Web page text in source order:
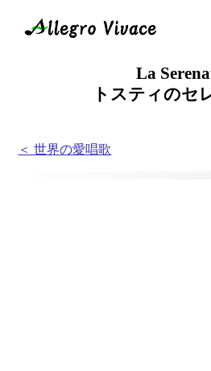
La
トスティのセ
＜ 世界の愛唱歌